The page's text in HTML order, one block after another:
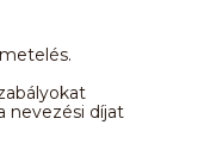
nevezési díjat